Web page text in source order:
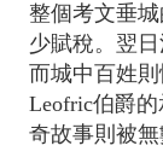
整個考文垂
少賦稅。翌
而城中百姓則
Leofric伯爵
奇故事則被無